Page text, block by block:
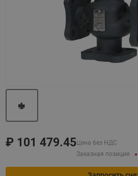
₽ 101 479.45 Цена без НДС
Заказная позиция